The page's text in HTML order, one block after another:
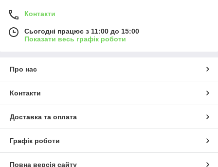
Контакти
Сьогодні працює з 11:00 до 15:00
Показати весь графік роботи
Про нас
Контакти
Доставка та оплата
Графік роботи
Повна версія сайту